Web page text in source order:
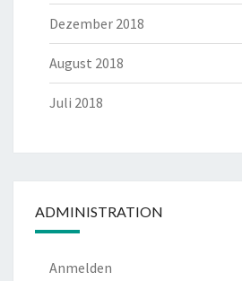
Dezember 2018
August 2018
Juli 2018
ADMINISTRATION
Anmelden